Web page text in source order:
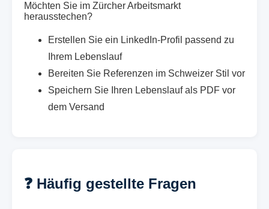
Möchten Sie im Zürcher Arbeitsmarkt
herausstechen?
Erstellen Sie ein LinkedIn-Profil passend zu
Ihrem Lebenslauf
Bereiten Sie Referenzen im Schweizer Stil vor
Speichern Sie Ihren Lebenslauf als PDF vor
dem Versand
❓ Häufig gestellte Fragen